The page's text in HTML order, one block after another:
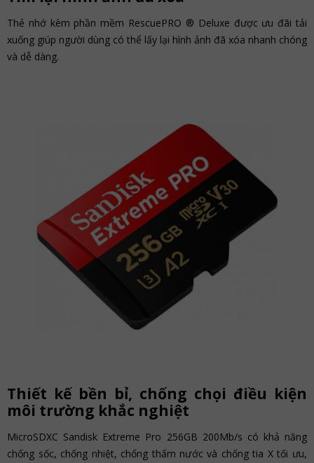
Thẻ nhớ kèm phần mềm RescuePRO ® Deluxe được ưu đãi tải
xuống giúp người dùng có thể lấy lại hình ảnh đã xóa nhanh chóng
và dễ dàng.
Thiết kế bền bỉ, chống chọi điều kiện
môi trường khắc nghiệt
MicroSDXC Sandisk Extreme Pro 256GB 200Mb/s có khả năng
chống sốc, chống nhiệt, chống thấm nước và chống tia X tối ưu,